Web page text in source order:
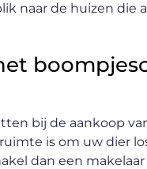
naar de huizen die
bij de aankoop
is om uw dier
dan een